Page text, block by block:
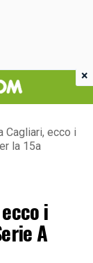
Cagliari, ecco i
la 15a
i
A
×